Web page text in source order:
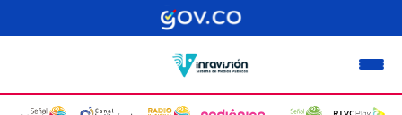
Pasar al contenido principal